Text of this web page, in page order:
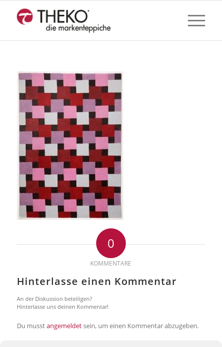
0
KOMMENTARE
Hinterlasse einen Kommentar
An der Diskussion beteiligen?
Hinterlasse uns deinen Kommentar!
Du musstangemeldetsein, um einen Kommentar abzugeben.